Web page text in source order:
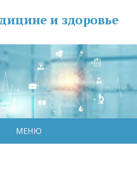
и здоровье
МЕНЮ